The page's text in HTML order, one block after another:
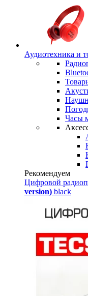
Аудиотехника и
Часы
Рекомендуем
Цифровой
version) black